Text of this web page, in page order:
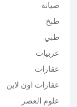
صيانة
طبخ
طبي
عربيات
عقارات
عقارات اون لاين
علوم العصر